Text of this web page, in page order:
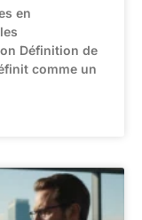
en
Définition de
comme un